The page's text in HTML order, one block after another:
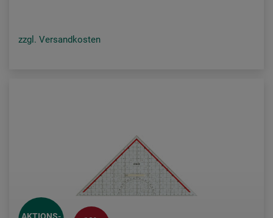
zzgl. Versandkosten
AKTIONS-